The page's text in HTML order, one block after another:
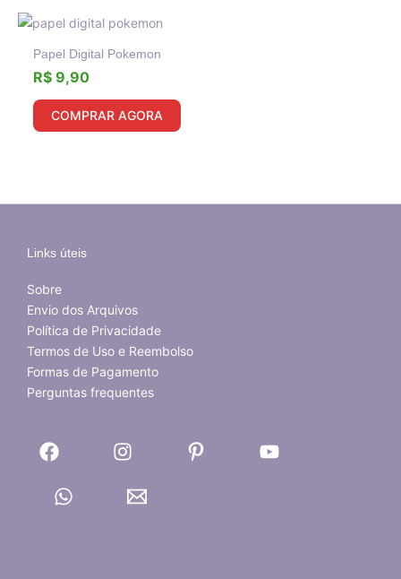
Papel Digital Pokemon
R$9,90
COMPRAR AGORA
Links úteis
Sobre
Envio dos Arquivos
Política de Privacidade
Termos de Uso e Reembolso
Formas de Pagamento
Perguntas frequentes